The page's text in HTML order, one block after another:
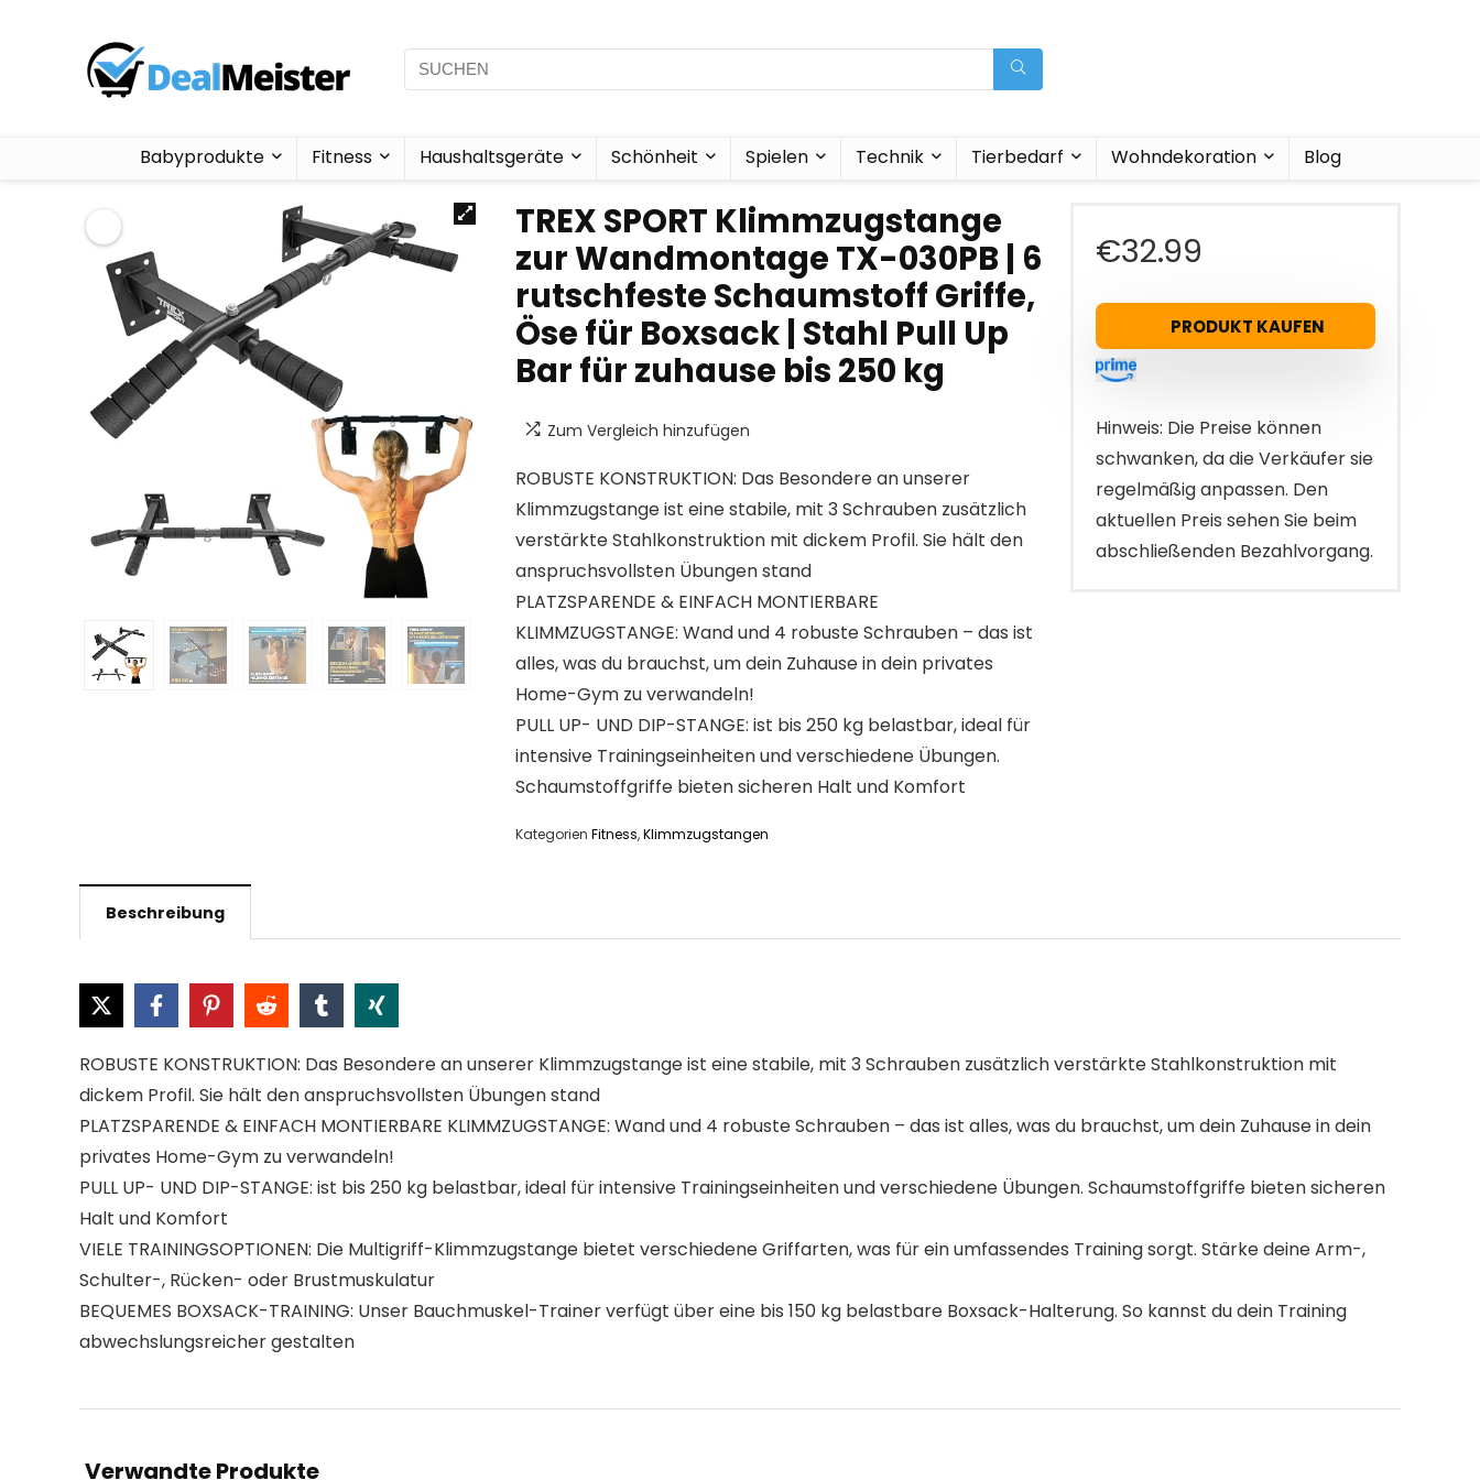
Babyprodukte Fitness Haushaltsgeräte Schönheit Spielen Technik Tierbedarf Wohndekoration Blog
TREX SPORT Klimmzugstange
zur Wandmontage TX-030PB | 6
rutschfeste Schaumstoff Griffe,
Öse für Boxsack | Stahl Pull Up
Bar für zuhause bis 250 kg
Zum Vergleich hinzufügen
ROBUSTE KONSTRUKTION: Das Besondere an unserer
Klimmzugstange ist eine stabile, mit 3 Schrauben zusätzlich
verstärkte Stahlkonstruktion mit dickem Profil. Sie hält den
anspruchsvollsten Übungen stand
PLATZSPARENDE & EINFACH MONTIERBARE
KLIMMZUGSTANGE: Wand und 4 robuste Schrauben – das ist
alles, was du brauchst, um dein Zuhause in dein privates
Home-Gym zu verwandeln!
PULL UP- UND DIP-STANGE: ist bis 250 kg belastbar, ideal für
intensive Trainingseinheiten und verschiedene Übungen.
Schaumstoffgriffe bieten sicheren Halt und Komfort
Kategorien Fitness,Klimmzugstangen
€32.99
PRODUKT KAUFEN
Hinweis: Die Preise können
schwanken, da die Verkäufer sie
regelmäßig anpassen. Den
aktuellen Preis sehen Sie beim
abschließenden Bezahlvorgang.
Beschreibung
ROBUSTE KONSTRUKTION: Das Besondere an unserer Klimmzugstange ist eine stabile, mit 3 Schrauben zusätzlich verstärkte Stahlkonstruktion mit
dickem Profil. Sie hält den anspruchsvollsten Übungen stand
PLATZSPARENDE & EINFACH MONTIERBARE KLIMMZUGSTANGE: Wand und 4 robuste Schrauben – das ist alles, was du brauchst, um dein Zuhause in dein
privates Home-Gym zu verwandeln!
PULL UP- UND DIP-STANGE: ist bis 250 kg belastbar, ideal für intensive Trainingseinheiten und verschiedene Übungen. Schaumstoffgriffe bieten sicheren
Halt und Komfort
VIELE TRAININGSOPTIONEN: Die Multigriff-Klimmzugstange bietet verschiedene Griffarten, was für ein umfassendes Training sorgt. Stärke deine Arm-,
Schulter-, Rücken- oder Brustmuskulatur
BEQUEMES BOXSACK-TRAINING: Unser Bauchmuskel-Trainer verfügt über eine bis 150 kg belastbare Boxsack-Halterung. So kannst du dein Training
abwechslungsreicher gestalten
Verwandte Produkte